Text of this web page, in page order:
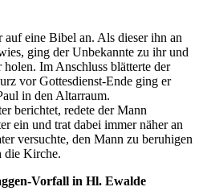
auf eine Bibel an. Als dieser ihn an
ging der Unbekannte zu ihr und
Im Anschluss blätterte der
vor Gottesdienst-Ende ging er
in den Altarraum.
berichtet, redete der Mann
ein und trat dabei immer näher an
versuchte, den Mann zu beruhigen
die Kirche.
Vorfall in Hl. Ewalde